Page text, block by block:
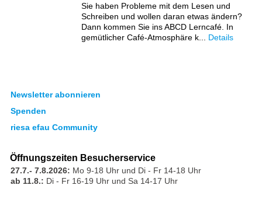
Sie haben Probleme mit dem Lesen und
Schreiben und wollen daran etwas ändern?
Dann kommen Sie ins ABCD Lerncafé. In
gemütlicher Café-Atmosphäre k... Details
Newsletter abonnieren
Spenden
riesa efau Community
Öffnungszeiten Besucherservice
27.7.- 7.8.2026: Mo 9-18 Uhr und Di - Fr 14-18 Uhr
ab 11.8.: Di - Fr 16-19 Uhr und Sa 14-17 Uhr